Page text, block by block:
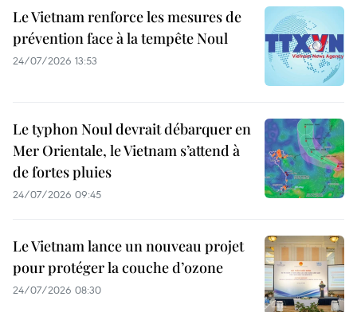
Le Vietnam renforce les mesures de
prévention face à la tempête Noul
24/07/2026 13:53
Le typhon Noul devrait débarquer en
Mer Orientale, le Vietnam s’attend à
de fortes pluies
24/07/2026 09:45
Le Vietnam lance un nouveau projet
pour protéger la couche d’ozone
24/07/2026 08:30